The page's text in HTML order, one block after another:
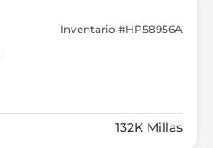
Inventario #HP58956A
132K Millas